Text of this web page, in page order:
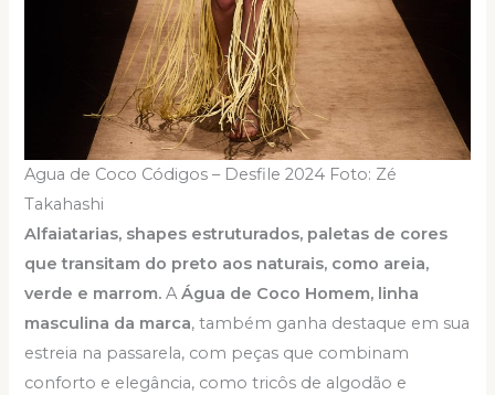
Agua de Coco Códigos – Desfile 2024 Foto: Zé
Takahashi
Alfaiatarias, shapes estruturados, paletas de cores
que transitam do preto aos naturais, como areia,
verde e marrom. AÁgua de Coco Homem, linha
masculina da marca, também ganha destaque em sua
estreia na passarela, com peças que combinam
conforto e elegância, como tricôs de algodão e